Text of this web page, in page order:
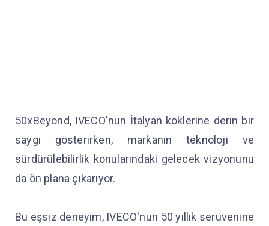
50xBeyond, IVECO'nun İtalyan köklerine derin bir
saygı gösterirken, markanın teknoloji ve
sürdürülebilirlik konularındaki gelecek vizyonunu
da ön plana çıkarıyor.
Bu eşsiz deneyim, IVECO'nun 50 yıllık serüvenine